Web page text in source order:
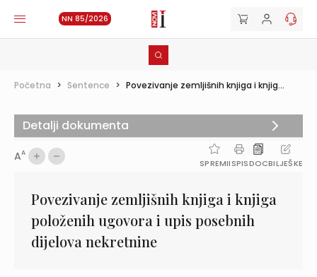
NN 85/2026
Početna > Sentence > Povezivanje zemljišnih knjiga i knjig...
AA
SPREMIISPISDOCBILJEŠKE
Povezivanje zemljišnih knjiga i knjiga
položenih ugovora i upis posebnih
dijelova nekretnine
Detalji dokumenta